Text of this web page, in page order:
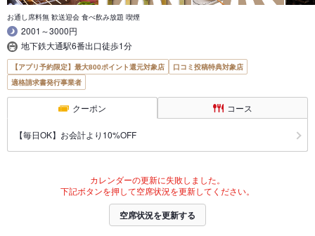
お通し席料無 歓送迎会 食べ飲み放題 喫煙
2001～3000円
地下鉄大通駅6番出口徒歩1分
【アプリ予約限定】最大800ポイント還元対象店
口コミ投稿特典対象店
適格請求書発行事業者
クーポン コース
【毎日OK】お会計より10%OFF
カレンダーの更新に失敗しました。
下記ボタンを押して空席状況を更新してください。
空席状況を更新する